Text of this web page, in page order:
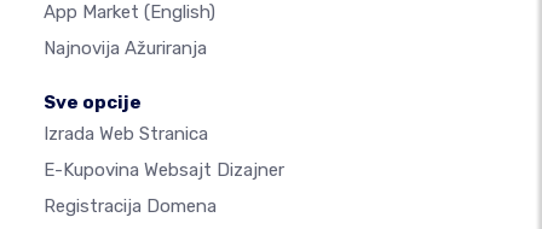
App Market (English)
Najnovija Ažuriranja
Sve opcije
Izrada Web Stranica
E-Kupovina Websajt Dizajner
Registracija Domena